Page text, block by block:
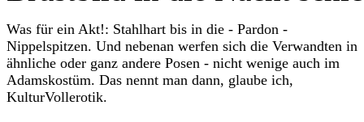
Was für ein Akt!: Stahlhart bis in die - Pardon -
Nippelspitzen. Und nebenan werfen sich die Verwandten in
ähnliche oder ganz andere Posen - nicht wenige auch im
Adamskostüm. Das nennt man dann, glaube ich,
KulturVollerotik.